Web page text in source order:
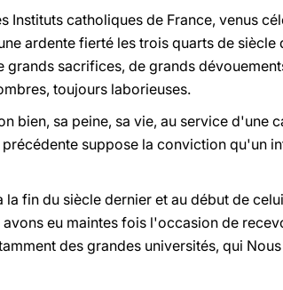
Instituts catholiques de France, venus
ardente fierté les trois quarts de
sacrifices, de grands
toujours laborieuses.
bien, sa peine, sa vie, au service d'une
suppose la conviction qu'un
la fin du siècle dernier et au début de
eu maintes fois l'occasion de
des grandes universités, qui